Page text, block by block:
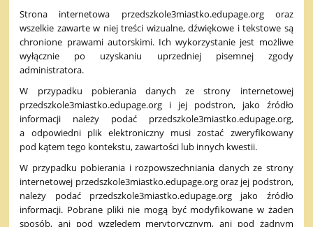
Strona internetowa przedszkole3miastko.edupage.org oraz
wszelkie zawarte w niej treści wizualne, dźwiękowe i tekstowe są
chronione prawami autorskimi. Ich wykorzystanie jest możliwe
wyłącznie po uzyskaniu uprzedniej pisemnej zgody
administratora.
W przypadku pobierania danych ze strony internetowej
przedszkole3miastko.edupage.org i jej podstron, jako źródło
informacji należy podać przedszkole3miastko.edupage.org,
a odpowiedni plik elektroniczny musi zostać zweryfikowany
pod kątem tego kontekstu, zawartości lub innych kwestii.
W przypadku pobierania i rozpowszechniania danych ze strony
internetowej przedszkole3miastko.edupage.org oraz jej podstron,
należy podać przedszkole3miastko.edupage.org jako źródło
informacji. Pobrane pliki nie mogą być modyfikowane w żaden
sposób, ani pod względem merytorycznym, ani pod żadnym